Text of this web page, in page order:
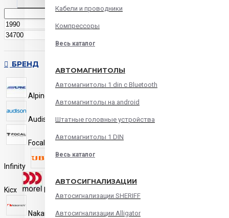
Кабели и проводники
Компрессоры
Весь каталог
АВТОМАГНИТОЛЫ
Автомагнитолы 1 din с Bluetooth
Автомагнитолы на android
Штатные головные устройства
Автомагнитолы 1 DIN
Весь каталог
АВТОСИГНАЛИЗАЦИИ
Автосигнализации SHERIFF
Автосигнализации Alligator
р.
БРЕНД
Alpine
Audison Challenger
Focal Hertz
Infinity
Kicx Morel
Nakamichi Pioneer